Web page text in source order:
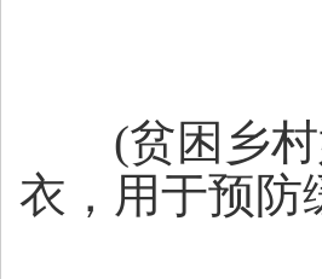
(贫困乡村
衣，用于预防